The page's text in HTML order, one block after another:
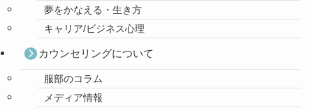
夢をかなえる・生き方
キャリア/ビジネス心理
カウンセリングについて
服部のコラム
メディア情報